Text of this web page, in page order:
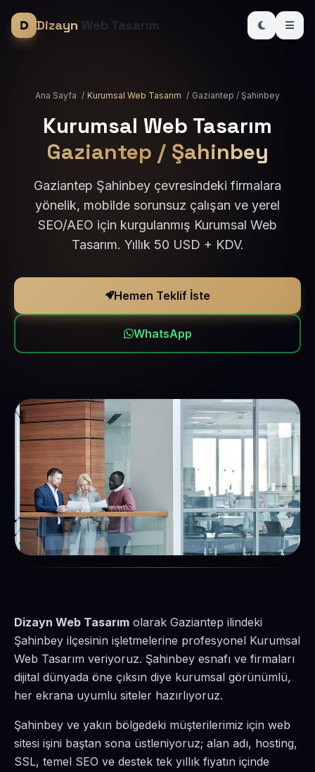
Dizayn Web Tasarım
Ana Sayfa / Kurumsal Web Tasarım / Gaziantep / Şahinbey
Kurumsal Web Tasarım
Gaziantep / Şahinbey
Gaziantep Şahinbey çevresindeki firmalara
yönelik, mobilde sorunsuz çalışan ve yerel
SEO/AEO için kurgulanmış Kurumsal Web
Tasarım. Yıllık 50 USD + KDV.
Hemen Teklif İste
WhatsApp
Dizayn Web Tasarım olarak Gaziantep ilindeki
Şahinbey ilçesinin işletmelerine profesyonel Kurumsal
Web Tasarım veriyoruz. Şahinbey esnafı ve firmaları
dijital dünyada öne çıksın diye kurumsal görünümlü,
her ekrana uyumlu siteler hazırlıyoruz.
Şahinbey ve yakın bölgedeki müşterilerimiz için web
sitesi işini baştan sona üstleniyoruz; alan adı, hosting,
SSL, temel SEO ve destek tek yıllık fiyatın içinde